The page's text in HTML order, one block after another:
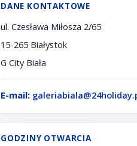
DANE KONTAKTOWE
ul. Czesława Miłosza 2/65
15-265 Białystok
G City Biała
E-mail:
GODZINY OTWARCIA